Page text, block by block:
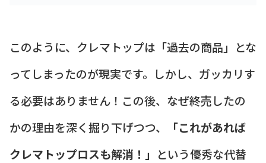
このように、クレマトップは「過去の商品」とな
ってしまったのが現実です。しかし、ガッカリす
る必要はありません！この後、なぜ終売したの
かの理由を深く掘り下げつつ、
「これがあれば
クレマトップロスも解消！」 という優秀な代替